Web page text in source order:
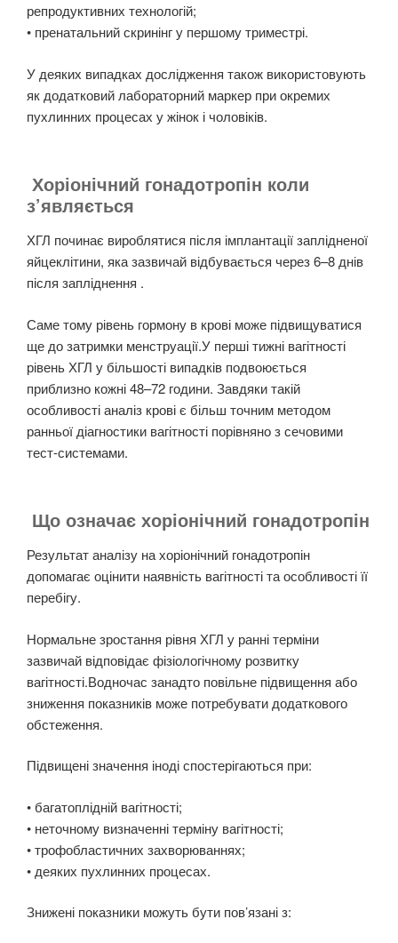
репродуктивних технологій;
• пренатальний скринінг у першому триместрі.
У деяких випадках дослідження також використовують
як додатковий лабораторний маркер при окремих
пухлинних процесах у жінок і чоловіків.
Хоріонічний гонадотропін коли
з’являється
ХГЛ починає вироблятися після імплантації заплідненої
яйцеклітини, яка зазвичай відбувається через 6–8 днів
після запліднення .
Саме тому рівень гормону в крові може підвищуватися
ще до затримки менструації.У перші тижні вагітності
рівень ХГЛ у більшості випадків подвоюється
приблизно кожні 48–72 години. Завдяки такій
особливості аналіз крові є більш точним методом
ранньої діагностики вагітності порівняно з сечовими
тест-системами.
Що означає хоріонічний гонадотропін
Результат аналізу на хоріонічний гонадотропін
допомагає оцінити наявність вагітності та особливості її
перебігу.
Нормальне зростання рівня ХГЛ у ранні терміни
зазвичай відповідає фізіологічному розвитку
вагітності.Водночас занадто повільне підвищення або
зниження показників може потребувати додаткового
обстеження.
Підвищені значення іноді спостерігаються при:
• багатоплідній вагітності;
• неточному визначенні терміну вагітності;
• трофобластичних захворюваннях;
• деяких пухлинних процесах.
Знижені показники можуть бути пов’язані з: